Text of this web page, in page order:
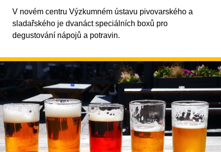
V novém centru Výzkumném ústavu pivovarského a
sladařského je dvanáct speciálních boxů pro
degustování nápojů a potravin.